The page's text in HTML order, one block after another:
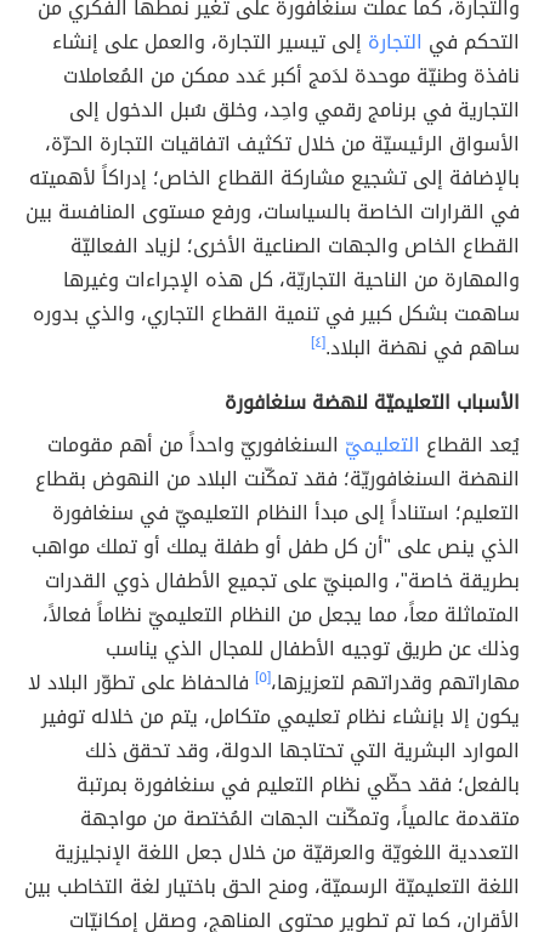
والتجارة، كما عملت سنغافورة على تغير نمطها الفكري من
التحكم في التجارة إلى تيسير التجارة، والعمل على إنشاء
نافذة وطنيّة موحدة لدَمج أكبر عَدد ممكن من المُعاملات
التجارية في برنامج رقمي واحِد، وخلق سُبل الدخول إلى
الأسواق الرئيسيّة من خلال تكثيف اتفاقيات التجارة الحرّة،
بالإضافة إلى تشجيع مشاركة القطاع الخاص؛ إدراكاً لأهميته
في القرارات الخاصة بالسياسات، ورفع مستوى المنافسة بين
القطاع الخاص والجهات الصناعية الأخرى؛ لزياد الفعاليّة
والمهارة من الناحية التجاريّة، كل هذه الإجراءات وغيرها
ساهمت بشكل كبير في تنمية القطاع التجاري، والذي بدوره
ساهم في نهضة البلاد.[٤]
الأسباب التعليميّة لنهضة سنغافورة
يُعد القطاع التعليمي ّ السنغافوريّ واحداً من أهم مقومات
النهضة السنغافوريّة؛ فقد تمكّنت البلاد من النهوض بقطاع
التعليم؛ استناداً إلى مبدأ النظام التعليميّ في سنغافورة
الذي ينص على "أن كل طفل أو طفلة يملك أو تملك مواهب
بطريقة خاصة"، والمبنيّ على تجميع الأطفال ذوي القدرات
المتماثلة معاً، مما يجعل من النظام التعليميّ نظاماً فعالاً،
وذلك عن طريق توجيه الأطفال للمجال الذي يناسب
مهاراتهم وقدراتهم لتعزيزها،[٥]
فالحفاظ على تطوّر البلاد لا
يكون إلا بإنشاء نظام تعليمي متكامل، يتم من خلاله توفير
الموارد البشرية التي تحتاجها الدولة، وقد تحقق ذلك
بالفعل؛ فقد حظّي نظام التعليم في سنغافورة بمرتبة
متقدمة عالمياً، وتمكّنت الجهات المُختصة من مواجهة
التعددية اللغويّة والعرقيّة من خلال جعل اللغة الإنجليزية
اللغة التعليميّة الرسميّة، ومنح الحق باختيار لغة التخاطب بين
الأقران، كما تم تطوير محتوى المناهج، وصقل إمكانيّات